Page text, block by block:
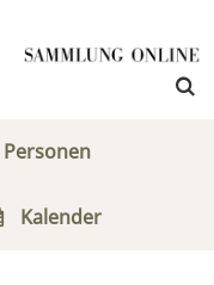
Personen
Kalender